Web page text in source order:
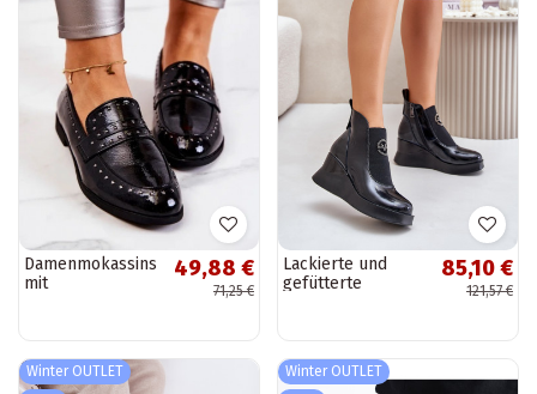
Damenmokassins
mit
49,88 €
71,25 €
Lackierte und
gefütterte
85,10 €
121,57 €
Winter OUTLET
Winter OUTLET